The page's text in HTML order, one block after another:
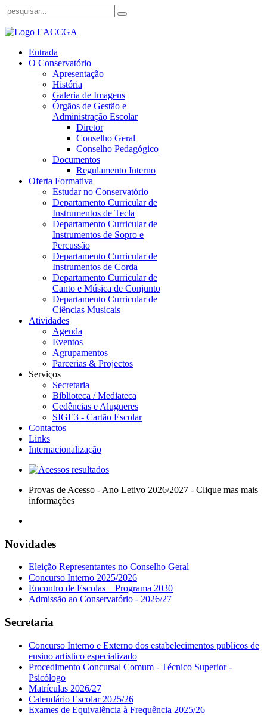
Entrada
O Conservatório
Apresentação
História
Galeria de Imagens
Órgãos de Gestão e
Administração Escolar
Diretor
Conselho Geral
Conselho Pedagógico
Documentos
Regulamento Interno
Oferta Formativa
Estudar no Conservatório
Departamento Curricular de
Instrumentos de Tecla
Departamento Curricular de
Instrumentos de Sopro e
Percussão
Departamento Curricular de
Instrumentos de Corda
Departamento Curricular de
Canto e Música de Conjunto
Departamento Curricular de
Ciências Musicais
Atividades
Agenda
Eventos
Agrupamentos
Parcerias & Projectos
Serviços
Secretaria
Biblioteca / Mediateca
Cedências e Alugueres
SIGE3 - Cartão Escolar
Contactos
Links
Internacionalização
Provas de Acesso - Ano Letivo 2026/2027 - Clique mas mais
informações
Novidades
Eleição Representantes no Conselho Geral
Concurso Interno 2025/2026
Encontro de Escolas _ Programa 2030
Admissão ao Conservatório - 2026/27
Secretaria
Concurso Interno e Externo dos estabelecimentos publicos de
ensino artistico especializado
Procedimento Concursal Comum - Técnico Superior -
Psicólogo
Matrículas 2026/27
Calendário Escolar 2025/26
Exames de Equivalência à Frequência 2025/26